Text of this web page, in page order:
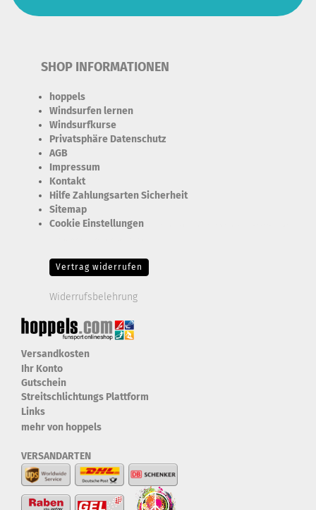
SHOP INFORMATIONEN
hoppels
Windsurfen lernen
Windsurfkurse
Privatsphäre Datenschutz
AGB
Impressum
Kontakt
Hilfe Zahlungsarten Sicherheit
Sitemap
Cookie Einstellungen
Vertrag widerrufen
Widerrufsbelehrung
Versandkosten
Ihr Konto
Gutschein
Streitschlichtungs Plattform
Links
mehr von hoppels
VERSANDARTEN